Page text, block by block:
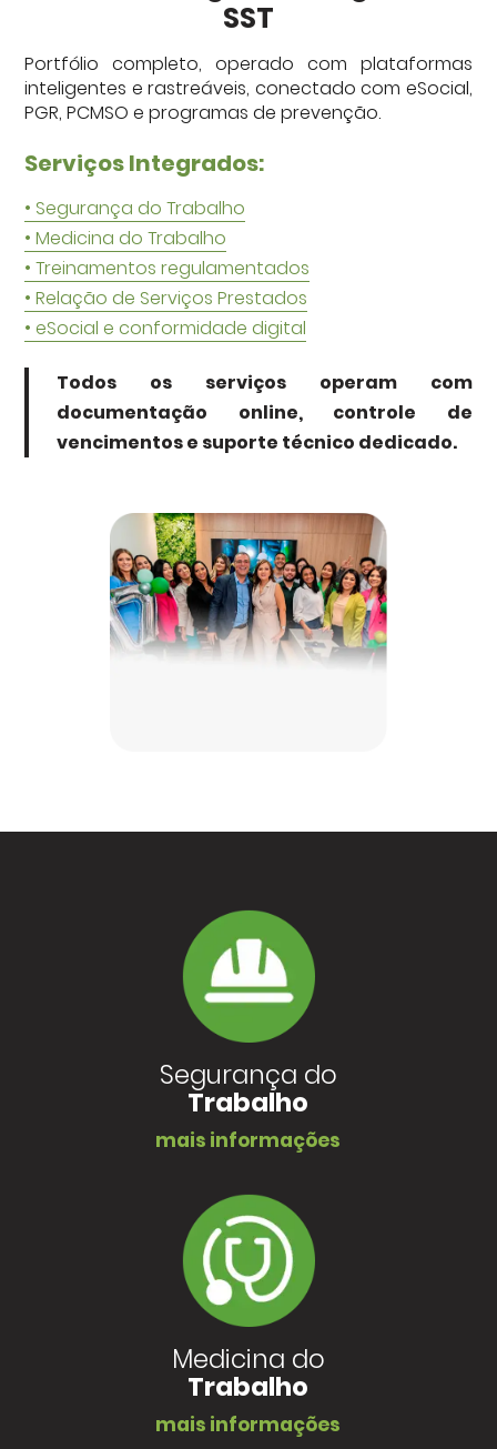
Contato
Ouvidoria
SST
Portfólio completo, operado com plataformas
inteligentes e rastreáveis, conectado com eSocial,
PGR, PCMSO e programas de prevenção.
Serviços Integrados:
• Segurança do Trabalho
• Medicina do Trabalho
• Treinamentos regulamentados
• Relação de Serviços Prestados
• eSocial e conformidade digital
Todos os serviços operam com
documentação online, controle de
vencimentos e suporte técnico dedicado.
Segurança do
Trabalho
mais informações
Medicina do
Trabalho
mais informações